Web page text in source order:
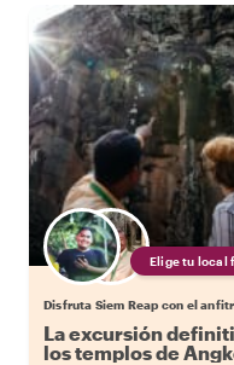
Elige tu local
Disfruta Siem Reap con el
La excursión
los templos de